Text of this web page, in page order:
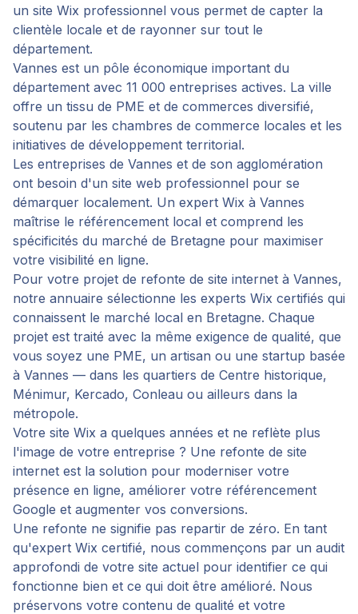
un site Wix professionnel vous permet de capter la
clientèle locale et de rayonner sur tout le
département.
Vannes est un pôle économique important du
département avec 11 000 entreprises actives. La ville
offre un tissu de PME et de commerces diversifié,
soutenu par les chambres de commerce locales et les
initiatives de développement territorial.
Les entreprises de Vannes et de son agglomération
ont besoin d'un site web professionnel pour se
démarquer localement. Un expert Wix à Vannes
maîtrise le référencement local et comprend les
spécificités du marché de Bretagne pour maximiser
votre visibilité en ligne.
Pour votre projet de refonte de site internet à Vannes,
notre annuaire sélectionne les experts Wix certifiés qui
connaissent le marché local en Bretagne. Chaque
projet est traité avec la même exigence de qualité, que
vous soyez une PME, un artisan ou une startup basée
à Vannes — dans les quartiers de Centre historique,
Ménimur, Kercado, Conleau ou ailleurs dans la
métropole.
Votre site Wix a quelques années et ne reflète plus
l'image de votre entreprise ? Une refonte de site
internet est la solution pour moderniser votre
présence en ligne, améliorer votre référencement
Google et augmenter vos conversions.
Une refonte ne signifie pas repartir de zéro. En tant
qu'expert Wix certifié, nous commençons par un audit
approfondi de votre site actuel pour identifier ce qui
fonctionne bien et ce qui doit être amélioré. Nous
préservons votre contenu de qualité et votre